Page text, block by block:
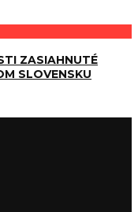
ZASIAHNUTÉ
SLOVENSKU